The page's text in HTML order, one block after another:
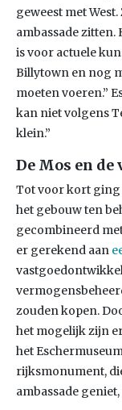
geweest met
ambassade zitten.
is voor actuele
Billytown en nog
moeten voeren.”
kan niet volgens
klein.”
De Mos en de
Tot voor kort ging
het gebouw ten
gecombineerd
er gerekend aan
zouden kopen.
het mogelijk zijn
het
rijksmonument,
ambassade